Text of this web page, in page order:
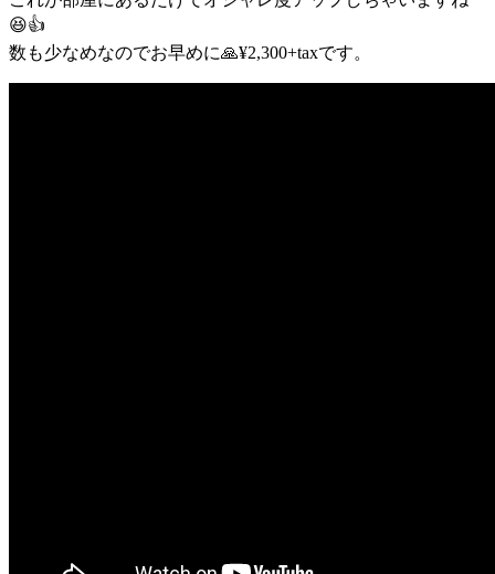
😆👍
数も少なめなのでお早めに🙏¥2,300+taxです。